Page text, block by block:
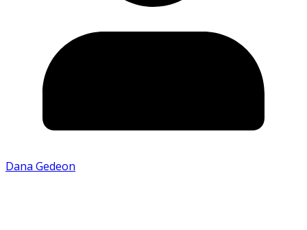
Dana Gedeon